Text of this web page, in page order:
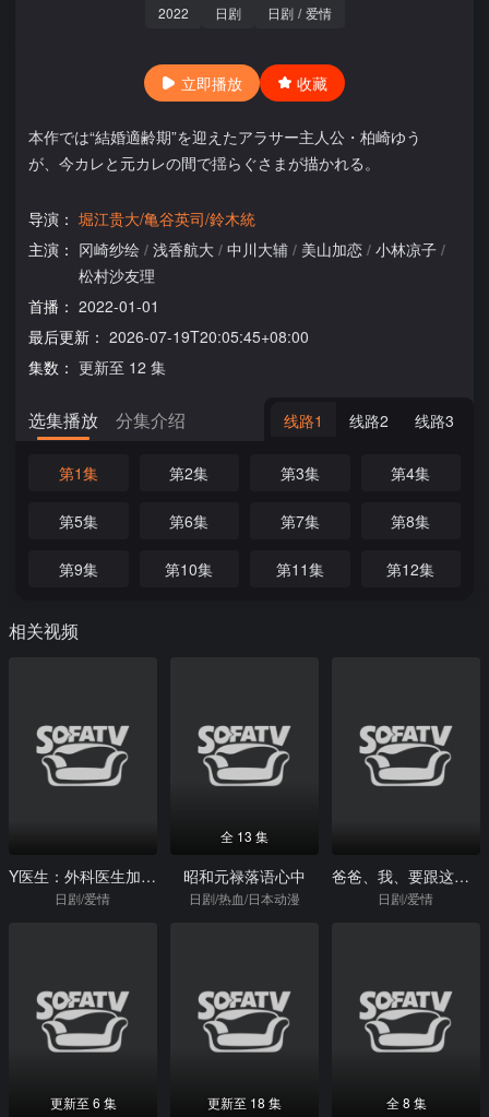
2022 日剧 日剧 / 爱情
立即播放 收藏
本作では“結婚適齢期”を迎えたアラサー主人公・柏崎ゆう
が、今カレと元カレの間で揺らぐさまが描かれる。
导演： 堀江贵大/亀谷英司/鈴木統
主演： 冈崎纱绘 / 浅香航大 / 中川大辅 / 美山加恋 / 小林凉子 /
松村沙友理
首播： 2022-01-01
最后更新： 2026-07-19T20:05:45+08:00
集数： 更新至 12 集
选集播放 分集介绍 线路1 线路2 线路3
第1集 第2集 第3集 第4集
第5集 第6集 第7集 第8集
第9集 第10集 第11集 第12集
相关视频
Y医生：外科医生加地秀树第六季
日剧/爱情
全 13 集
昭和元禄落语心中
日剧/热血/日本动漫
爸爸、我、要跟这个人结婚！
日剧/爱情
更新至 6 集 更新至 18 集 全 8 集